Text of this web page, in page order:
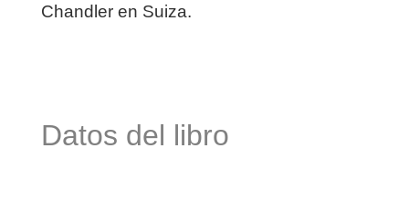
Chandler en Suiza.
Datos del libro